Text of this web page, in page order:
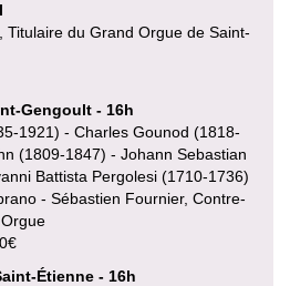
Titulaire du Grand Orgue de Saint-
Gengoult - 16h
1921) - Charles Gounod (1818-
(1809-1847) - Johann Sebastian
Battista Pergolesi (1710-1736)
- Sébastien Fournier, Contre-
Étienne - 16h